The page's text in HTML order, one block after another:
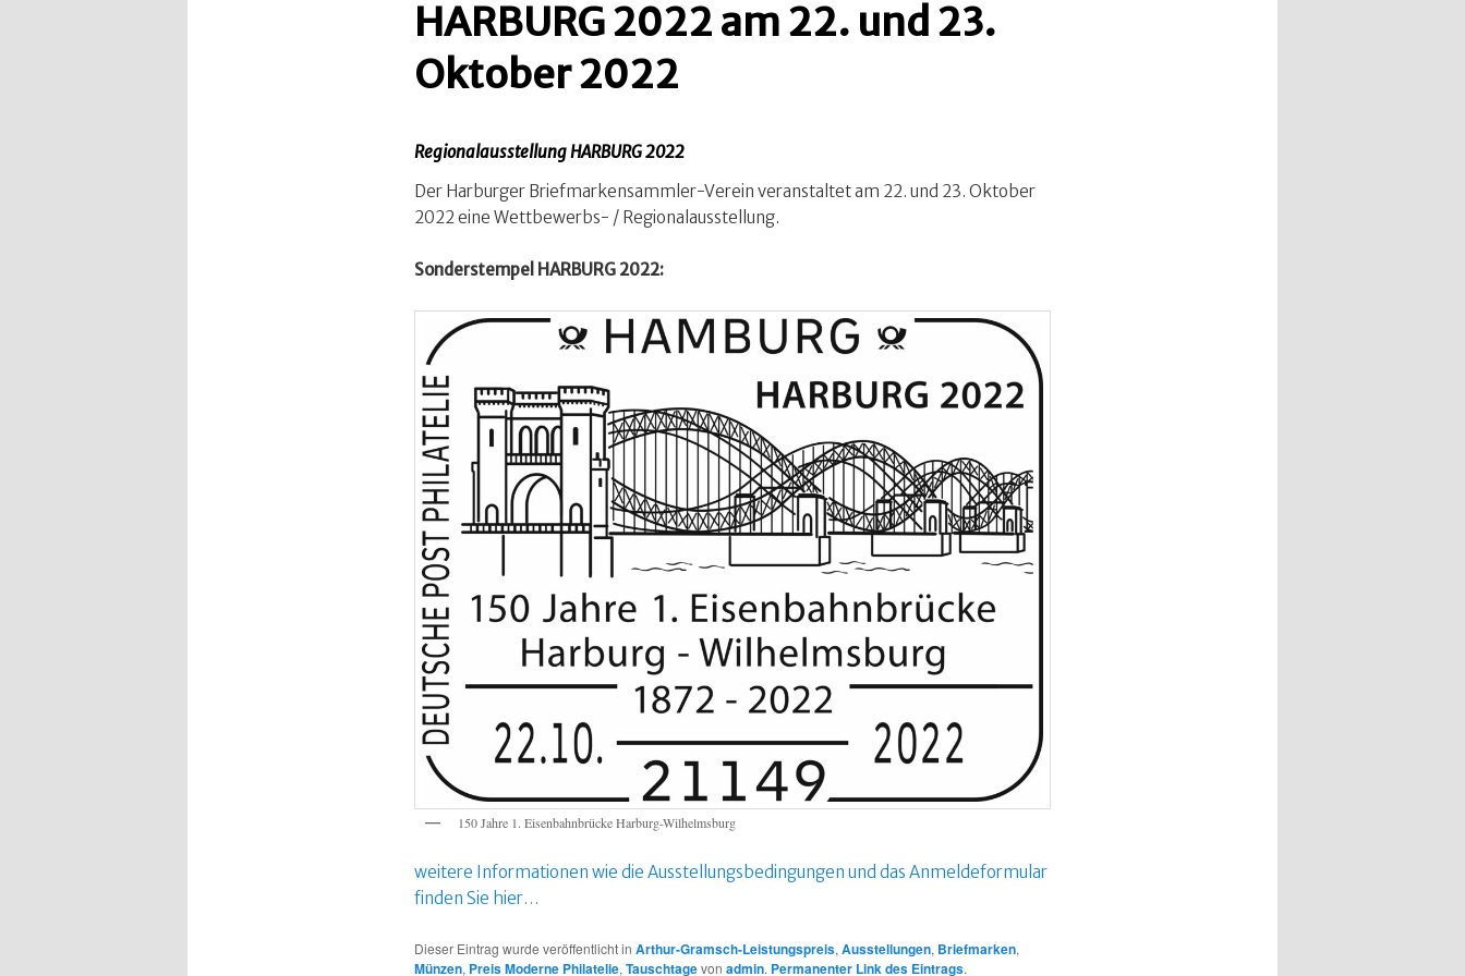
HARBURG 2022 am 22. und 23.
Oktober 2022
Regionalausstellung HARBURG 2022
Der Harburger Briefmarkensammler-Verein veranstaltet am 22. und 23. Oktober
2022 eine Wettbewerbs- / Regionalausstellung.
Sonderstempel HARBURG 2022:
150 Jahre 1. Eisenbahnbrücke Harburg-Wilhelmsburg
weitere Informationen wie die Ausstellungsbedingungen und das Anmeldeformular
finden Sie hier…
Dieser Eintrag wurde veröffentlicht in Arthur-Gramsch-Leistungspreis, Ausstellungen, Briefmarken,
Münzen, Preis Moderne Philatelie, Tauschtagevon admin. Permanenter Link des Eintrags.